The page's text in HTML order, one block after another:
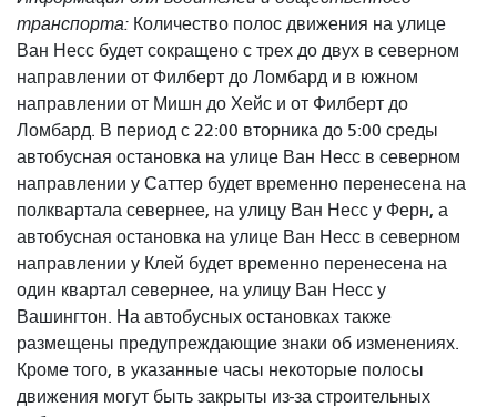
транспорта: Количество полос движения на улице
Ван Несс будет сокращено с трех до двух в северном
направлении от Филберт до Ломбард и в южном
направлении от Мишн до Хейс и от Филберт до
Ломбард. В период с 22:00 вторника до 5:00 среды
автобусная остановка на улице Ван Несс в северном
направлении у Саттер будет временно перенесена на
полквартала севернее, на улицу Ван Несс у Ферн, а
автобусная остановка на улице Ван Несс в северном
направлении у Клей будет временно перенесена на
один квартал севернее, на улицу Ван Несс у
Вашингтон. На автобусных остановках также
размещены предупреждающие знаки об изменениях.
Кроме того, в указанные часы некоторые полосы
движения могут быть закрыты из-за строительных